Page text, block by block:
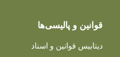
قوانین و پالیسی‌ها
دیتابیس قوانین و اسناد